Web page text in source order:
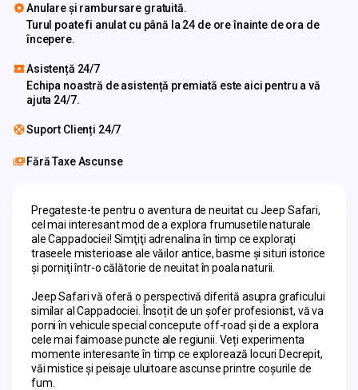
Anulare și rambursare gratuită.
Turul poate fi anulat cu până la 24 de ore înainte de ora de
începere.
Asistență 24/7
Echipa noastră de asistență premiată este aici pentru a vă
ajuta 24/7.
Suport Clienți 24/7
Fără Taxe Ascunse
Pregateste-te pentru o aventura de neuitat cu Jeep Safari,
cel mai interesant mod de a explora frumusetile naturale
ale Cappadociei! Simţiţi adrenalina în timp ce exploraţi
traseele misterioase ale văilor antice, basme şi situri istorice
şi porniţi într-o călătorie de neuitat în poala naturii.
Jeep Safari vă oferă o perspectivă diferită asupra graficului
similar al Cappadociei. Însoțit de un șofer profesionist, vă va
porni în vehicule special concepute off-road și de a explora
cele mai faimoase puncte ale regiunii. Veți experimenta
momente interesante în timp ce explorează locuri Decrepit,
văi mistice și peisaje uluitoare ascunse printre coșurile de
fum.